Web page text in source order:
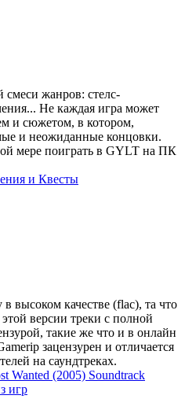
смеси жанров: стелс-
Не каждая игра может
и сюжетом, в котором,
и неожиданные концовки.
мере поиграть в GYLT на ПК
и Квесты
высоком качестве (flac), та что
версии треки с полной
такие же что и в онлайн
зацензурен и отличается
на саундтреках.
Wanted (2005) Soundtrack
игр